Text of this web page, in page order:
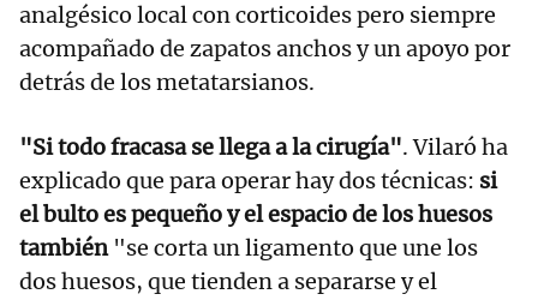
analgésico local con corticoides pero siempre
acompañado de zapatos anchos y un apoyo por
detrás de los metatarsianos.
"Si todo fracasa se llega a la cirugía". Vilaró ha
explicado que para operar hay dos técnicas: si
el bulto es pequeño y el espacio de los huesos
también"se corta un ligamento que une los
dos huesos, que tienden a separarse y el